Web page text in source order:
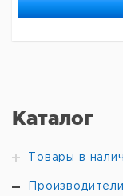
Каталог
Товары в
Производители